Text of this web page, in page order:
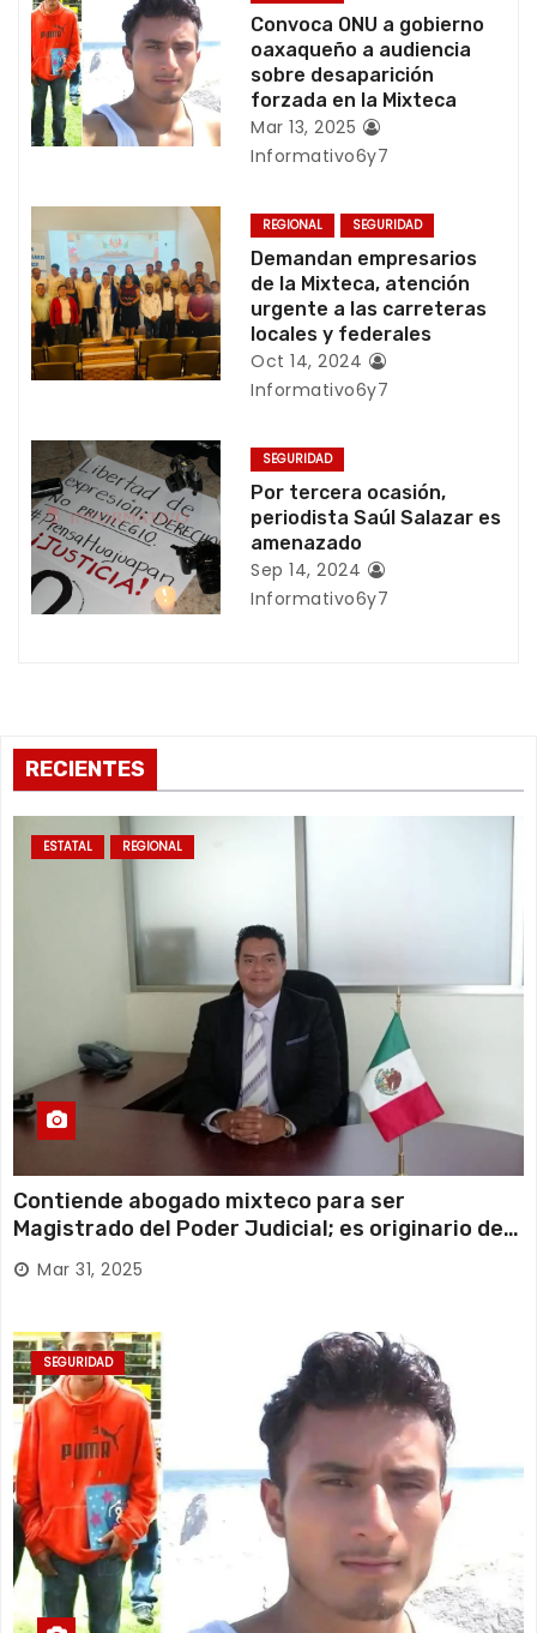
c
i
ó
d
e
e
n
t
r
a
d
Convoca ONU a gobierno
oaxaqueño a audiencia
sobre desaparición
forzada en la Mixteca
Mar 13, 2025
Informativo6y7
REGIONAL SEGURIDAD
Demandan empresarios
de la Mixteca, atención
urgente a las carreteras
locales y federales
Oct 14, 2024
Informativo6y7
SEGURIDAD
Por tercera ocasión,
periodista Saúl Salazar es
amenazado
Sep 14, 2024
Informativo6y7
RECIENTES
ESTATAL REGIONAL
Contiende abogado mixteco para ser
Magistrado del Poder Judicial; es originario de
Huajuapan de León
Mar 31, 2025
SEGURIDAD